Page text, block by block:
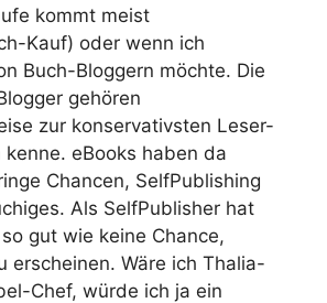
kommt meist
Kauf) oder wenn ich
Buch-Bloggern möchte. Die
gehören
zur konservativsten Leser-
eBooks haben da
Chancen, SelfPublishing
Als SelfPublisher hat
gut wie keine Chance,
erscheinen. Wäre ich Thalia-
Chef, würde ich ja ein